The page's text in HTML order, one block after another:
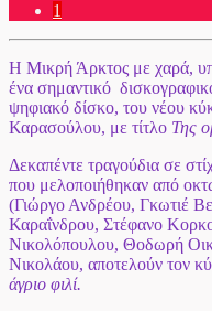
1
Η Μικρή Άρκτος με χαρά,
ένα σημαντικό
ψηφιακό δίσκο, του νέου
Καρασούλου, με τίτλο Της
Δεκαπέντε τραγούδια σε
που μελοποιήθηκαν από
(Γιώργο Ανδρέου, Γκωτιέ
Καραΐνδρου, Στέφανο
Νικολόπουλου, Θοδωρή
Νικολάου, αποτελούν τον
άγριο φιλί.